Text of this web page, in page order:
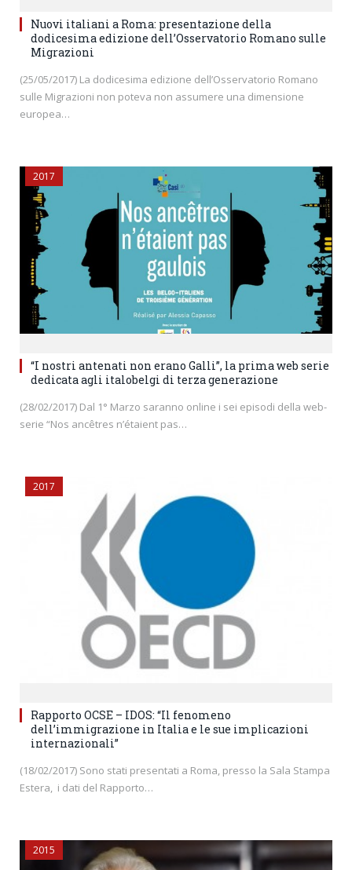
Nuovi italiani a Roma: presentazione della
dodicesima edizione dell’Osservatorio Romano sulle
Migrazioni
(25/05/2017) La dodicesima edizione dell’Osservatorio Romano
sulle Migrazioni non poteva non assumere una dimensione
europea…
2017
“I nostri antenati non erano Galli”, la prima web serie
dedicata agli italobelgi di terza generazione
(28/02/2017) Dal 1° Marzo saranno online i sei episodi della web-
serie “Nos ancêtres n’étaient pas…
2017
Rapporto OCSE – IDOS: “Il fenomeno
dell’immigrazione in Italia e le sue implicazioni
internazionali”
(18/02/2017) Sono stati presentati a Roma, presso la Sala Stampa
Estera, i dati del Rapporto…
2015